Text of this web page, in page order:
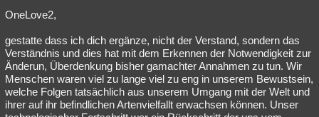
OneLove2,
gestatte dass ich dich ergänze, nicht der Verstand, sondern das
Verständnis und dies hat mit dem Erkennen der Notwendigkeit zur
Änderun, Überdenkung bisher gamachter Annahmen zu tun. Wir
Menschen waren viel zu lange viel zu eng in unserem Bewustsein,
welche Folgen tatsächlich aus unserem Umgang mit der Welt und
ihrer auf ihr befindlichen Artenvielfallt erwachsen können. Unser